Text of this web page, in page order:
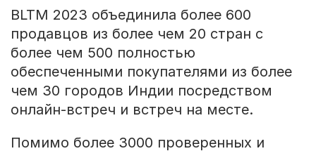
BLTM 2023 объединила более 600
продавцов из более чем 20 стран с
более чем 500 полностью
обеспеченными покупателями из более
чем 30 городов Индии посредством
онлайн-встреч и встреч на месте.
Помимо более 3000 проверенных и